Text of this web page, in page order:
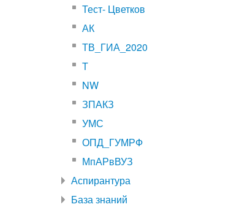
Тест- Цветков
АК
ТВ_ГИА_2020
T
NW
ЗПАКЗ
УМС
ОПД_ГУМРФ
МпАРвВУЗ
Аспирантура
База знаний